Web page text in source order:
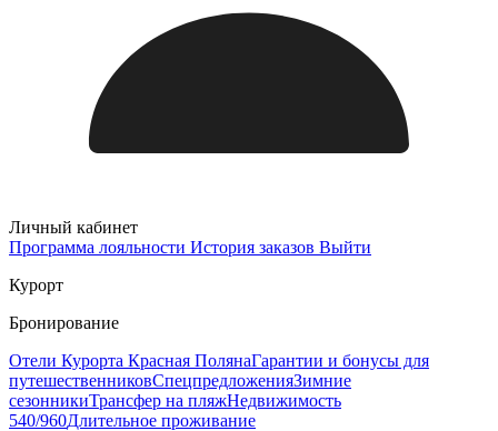
Личный кабинет
Программа лояльности История заказов Выйти
Курорт
Бронирование
Отели Курорта Красная ПолянаГарантии и бонусы для
путешественниковСпецпредложенияЗимние
сезонникиТрансфер на пляжНедвижимость
540/960Длительное проживание